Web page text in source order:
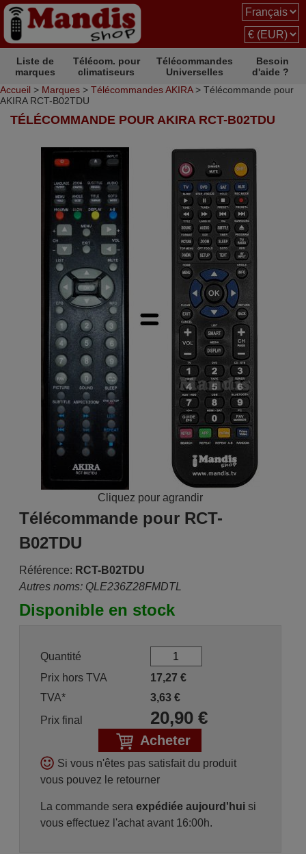
Liste de
marques
Télécom. pour
climatiseurs
Télécommandes
Universelles
Besoin
d'aide ?
Accueil > Marques > Télécommandes AKIRA> Télécommande pour
AKIRA RCT-B02TDU
TÉLÉCOMMANDE POUR AKIRA RCT-B02TDU
Cliquez pour agrandir
Télécommande pour RCT-
B02TDU
Référence: RCT-B02TDU
Autres noms: QLE236Z28FMDTL
Disponible en stock
Quantité
Prix hors TVA
17,27 €
TVA*
3,63€
Prix final
20,90€
Acheter
Si vous n'êtes pas satisfait du produit
vous pouvez le retourner
La commande sera expédiée aujourd'huisi
vous effectuez l'achat avant 16:00h.